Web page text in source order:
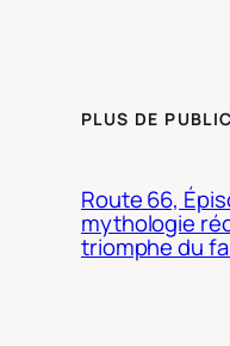
PLUS DE
Route 66,
mythologie
triomphe du